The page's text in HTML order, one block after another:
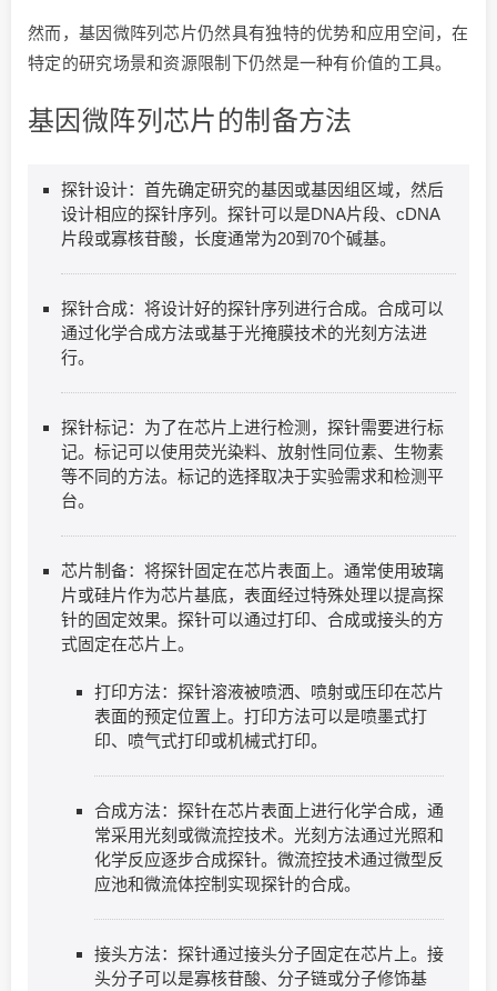
然而，基因微阵列芯片仍然具有独特的优势和应用空间，在
特定的研究场景和资源限制下仍然是一种有价值的工具。
基因微阵列芯片的制备方法
探针设计：首先确定研究的基因或基因组区域，然后
设计相应的探针序列。探针可以是DNA片段、cDNA
片段或寡核苷酸，长度通常为20到70个碱基。
探针合成：将设计好的探针序列进行合成。合成可以
通过化学合成方法或基于光掩膜技术的光刻方法进
行。
探针标记：为了在芯片上进行检测，探针需要进行标
记。标记可以使用荧光染料、放射性同位素、生物素
等不同的方法。标记的选择取决于实验需求和检测平
台。
芯片制备：将探针固定在芯片表面上。通常使用玻璃
片或硅片作为芯片基底，表面经过特殊处理以提高探
针的固定效果。探针可以通过打印、合成或接头的方
式固定在芯片上。
打印方法：探针溶液被喷洒、喷射或压印在芯片
表面的预定位置上。打印方法可以是喷墨式打
印、喷气式打印或机械式打印。
合成方法：探针在芯片表面上进行化学合成，通
常采用光刻或微流控技术。光刻方法通过光照和
化学反应逐步合成探针。微流控技术通过微型反
应池和微流体控制实现探针的合成。
接头方法：探针通过接头分子固定在芯片上。接
头分子可以是寡核苷酸、分子链或分子修饰基